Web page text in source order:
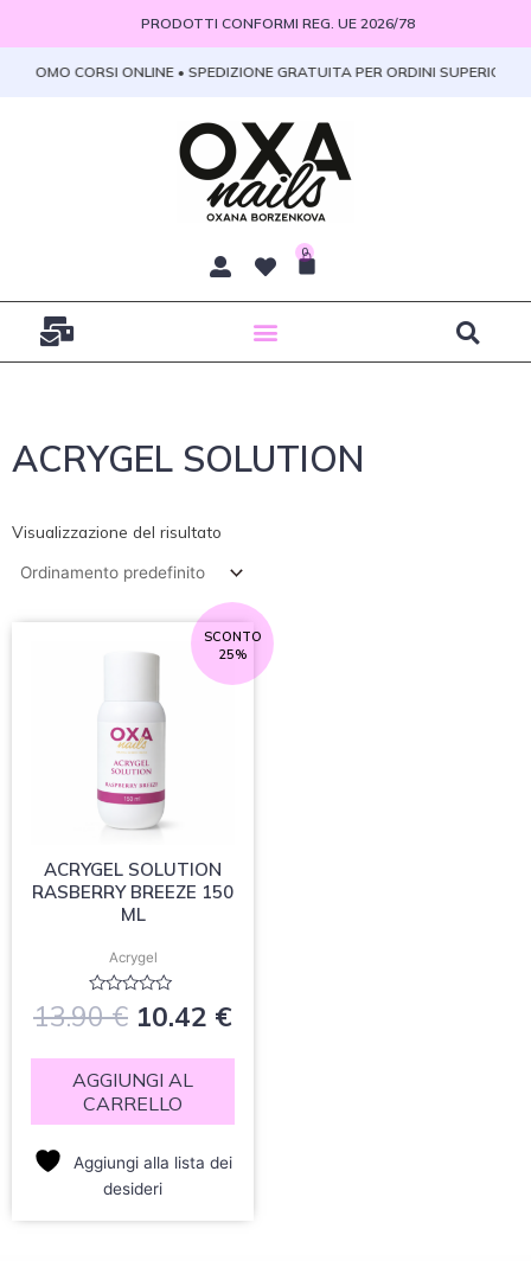
contenuto
PRODOTTI CONFORMI REG. UE 2026/78
CORSI ONLINE • SPEDIZIONE GRATUITA PER ORDINI SUPERIORI A
0
ACRYGEL SOLUTION
Visualizzazione del risultato
SCONTO
25%
ACRYGEL SOLUTION
RASBERRY BREEZE 150
ML
Acrygel
Valutato
0
13.90€
prezzo
originale
era:
13.90 €.
10.42 €
Il
prezzo
AGGIUNGI AL
CARRELLO
Aggiungi alla lista dei
desideri